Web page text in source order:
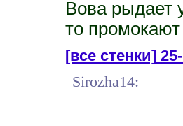
Вова рыдает
то
[все стенки]25-
Sirozha14: